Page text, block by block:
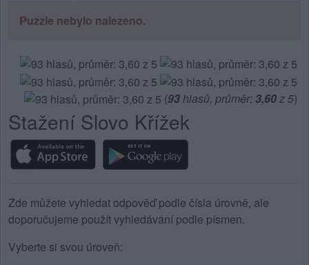
písmena
Puzzle nebylo nalezeno.
(93hlasů, průměr:3,60z 5)
Stažení Slovo Křížek
Zde můžete vyhledat odpověď podle čísla úrovně, ale
doporučujeme použít vyhledávání podle písmen.
Vyberte si svou úroveň: